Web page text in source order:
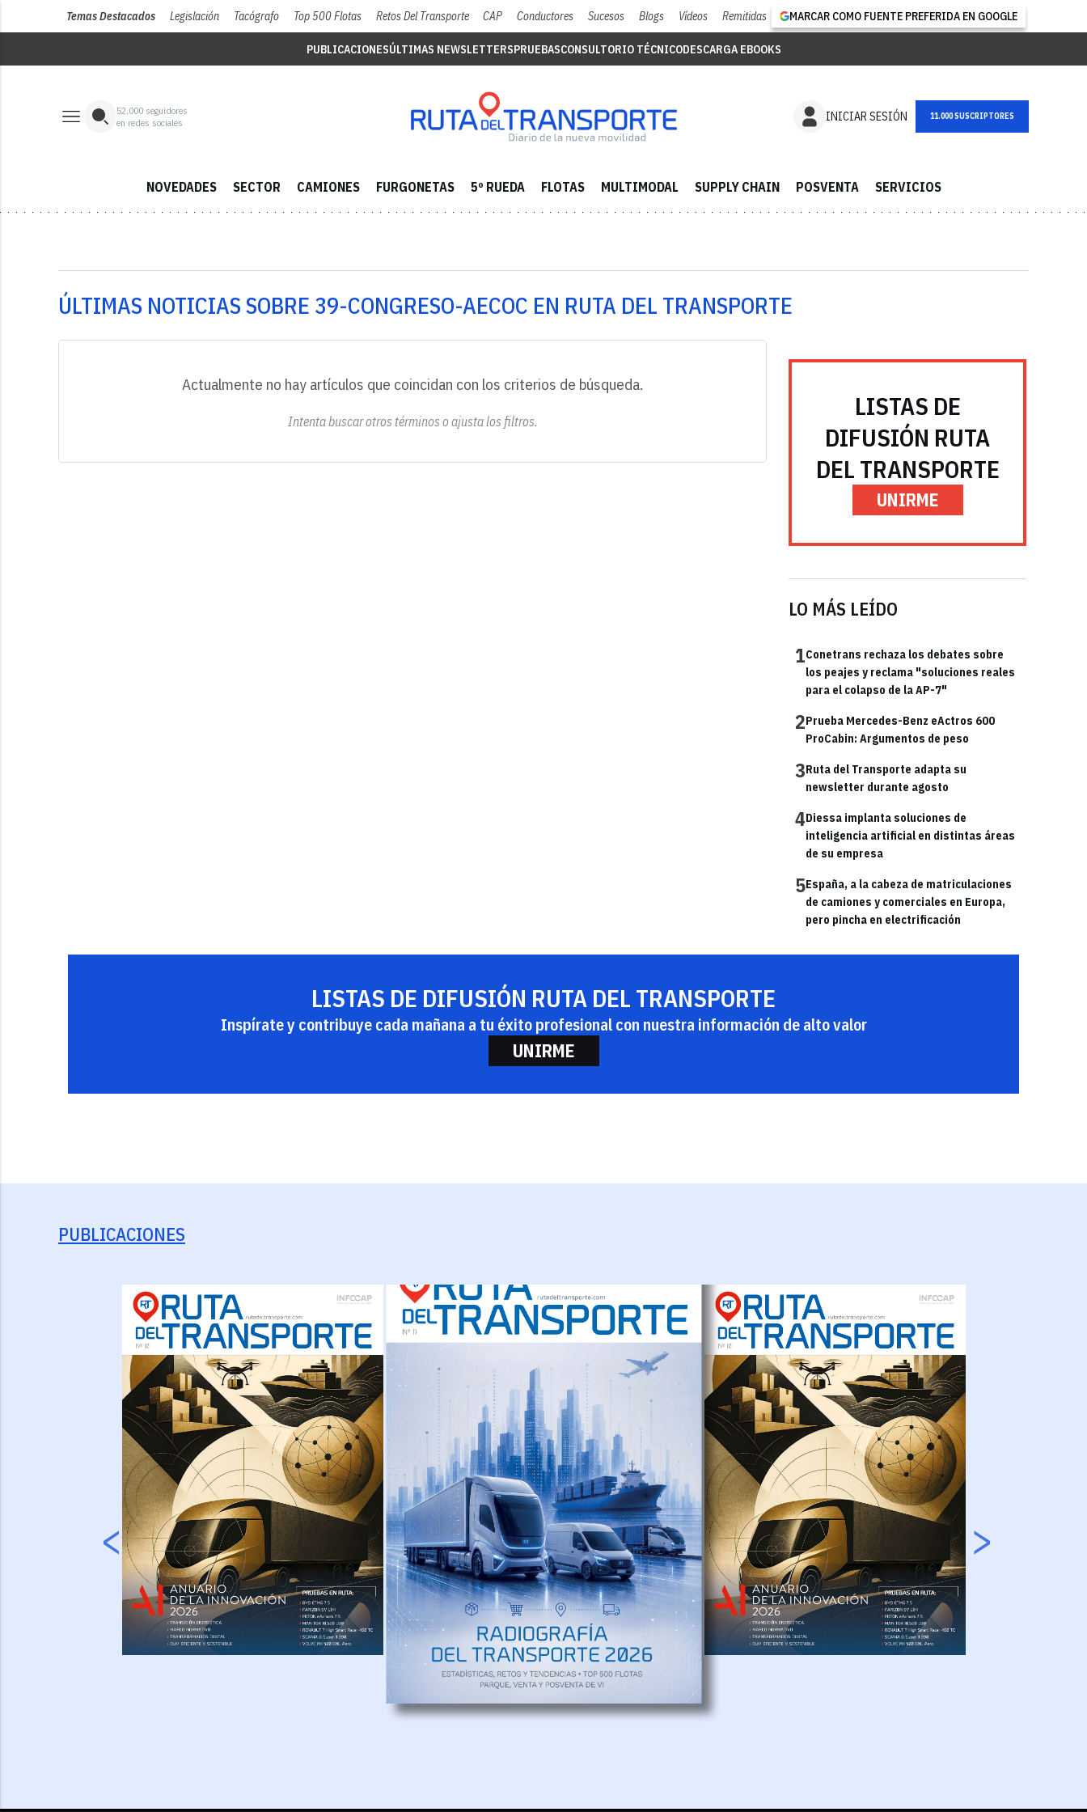
Temas Destacados Legislación Tacógrafo Top 500 Flotas Retos Del Transporte CAP Conductores Sucesos Blogs Vídeos Remitidas MARCAR COMO FUENTE PREFERIDA EN GOOGLE
PUBLICACIONESÚLTIMAS NEWSLETTERSPRUEBASCONSULTORIO TÉCNICODESCARGA EBOOKS
52,000 seguidores
en redes sociales
INICIAR SESIÓN NEWSLETTER
NOVEDADES SECTOR CAMIONES FURGONETAS 5º RUEDA FLOTAS MULTIMODAL SUPPLY CHAIN POSVENTA SERVICIOS
ÚLTIMAS NOTICIAS SOBRE 39-CONGRESO-AECOC EN RUTA DEL TRANSPORTE
Actualmente no hay artículos que coincidan con los criterios de búsqueda.
Intenta buscar otros términos o ajusta los filtros.
LISTAS DE
DIFUSIÓN RUTA
DEL TRANSPORTE
UNIRME
LO MÁS LEÍDO
1Conetrans rechaza los debates sobre
los peajes y reclama "soluciones reales
para el colapso de la AP-7"
2Prueba Mercedes-Benz eActros 600
ProCabin: Argumentos de peso
3Ruta del Transporte adapta su
newsletter durante agosto
4Diessa implanta soluciones de
inteligencia artificial en distintas áreas
de su empresa
5España, a la cabeza de matriculaciones
de camiones y comerciales en Europa,
pero pincha en electrificación
LISTAS DE DIFUSIÓN RUTA DEL TRANSPORTE
Inspírate y contribuye cada mañana a tu éxito profesional con nuestra información de alto valor
UNIRME
PUBLICACIONES